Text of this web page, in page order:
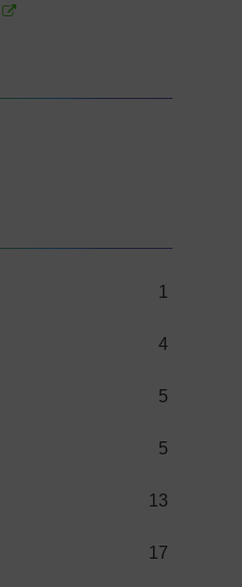
1
4
5
5
13
17